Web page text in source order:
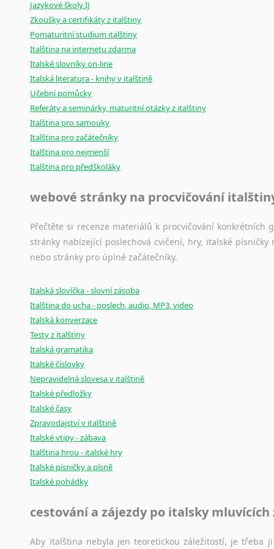
poradny a pravidla
Jazykové školy IJ
Zkoušky a certifikáty z italštiny
Pomaturitní studium italštiny
Italština na internetu zdarma
Italské slovníky on-line
Italská literatura - knihy v italštině
Učební pomůcky
Referáty a seminárky, maturitní otázky z italštiny
Italština pro samouky
Italština pro začátečníky
Italština pro nejmenší
Italština pro předškoláky
webové stránky na procvičování
Přečtěte si recenze materiálů k procvičování
stránky nabízející poslechová cvičení, hry, italské
nebo stránky pro úplné začátečníky.
Italská slovíčka - slovní zásoba
Italština do ucha - poslech, audio, MP3, video
Italská konverzace
Testy z italštiny
Italská gramatika
Italské číslovky
Nepravidelná slovesa v italštině
Italské předložky
Italské časy
Zpravodajství v italštině
Italské vtipy - zábava
Italština hrou - italské hry
Italské písničky a písně
Italské pohádky
cestování a zájezdy po italsky mluvících
Aby italština nebyla jen teoretickou záležitostí, je třeba